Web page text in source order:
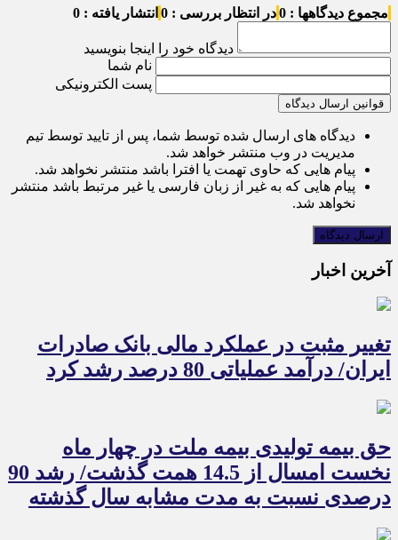
مجموع دیدگاهها : 0 در انتظار بررسی : 0 انتشار یافته : 0
دیدگاه خود را اینجا بنویسید
نام شما
پست الکترونیکی
قوانین ارسال دیدگاه
دیدگاه های ارسال شده توسط شما، پس از تایید توسط تیم
مدیریت در وب منتشر خواهد شد.
پیام هایی که حاوی تهمت یا افترا باشد منتشر نخواهد شد.
پیام هایی که به غیر از زبان فارسی یا غیر مرتبط باشد منتشر
نخواهد شد.
آخرین اخبار
تغییر مثبت در عملکرد مالی بانک صادرات
ایران/ درآمد عملیاتی 80 درصد رشد کرد
حق بیمه تولیدی بیمه ملت در چهار ماه
نخست امسال از 14.5 همت گذشت/ رشد 90
درصدی نسبت به مدت مشابه سال گذشته